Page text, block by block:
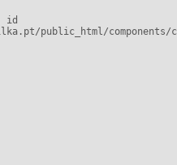
id
public_html/